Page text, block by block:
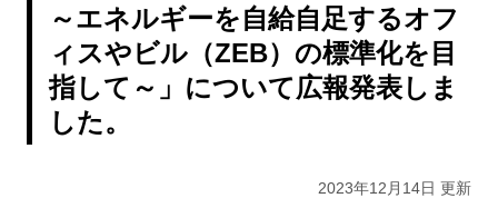
～エネルギーを自給自足するオフ
ィスやビル（ZEB）の標準化を目
指して～」について広報発表しま
した。
2023年12月14日 更新